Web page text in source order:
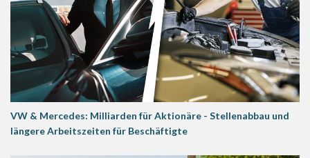
VW & Mercedes: Milliarden für Aktionäre - Stellenabbau und
längere Arbeitszeiten für Beschäftigte